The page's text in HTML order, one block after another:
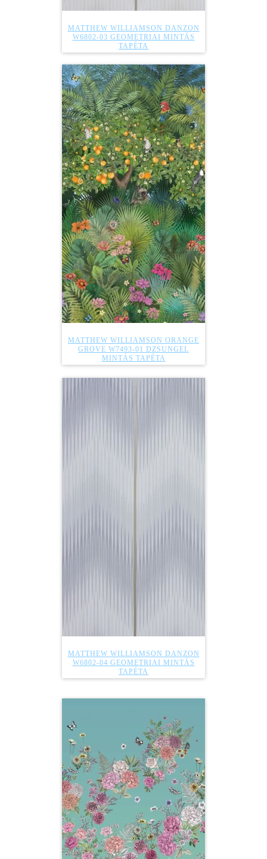
MATTHEW WILLIAMSON DANZON
W6802-03 GEOMETRIAI MINTÁS
TAPÉTA
MATTHEW WILLIAMSON ORANGE
GROVE W7493-01 DZSUNGEL
MINTÁS TAPÉTA
MATTHEW WILLIAMSON DANZON
W6802-04 GEOMETRIAI MINTÁS
TAPÉTA